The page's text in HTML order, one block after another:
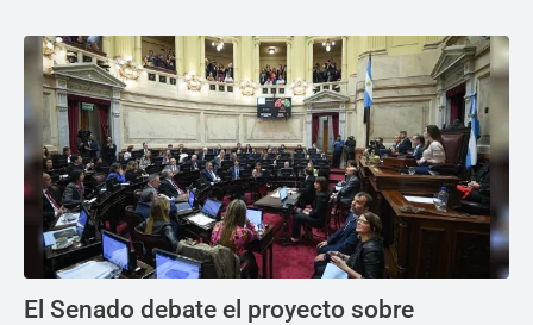
El Senado debate el proyecto sobre